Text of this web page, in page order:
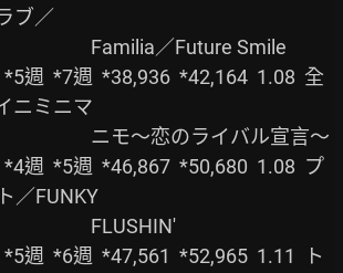
ブ／
週  *7週  *38,936  *42,164  1.08  全
ニミニマ
週  *5週  *46,867  *50,680  1.08  プ
／FUNKY
週  *6週  *47,561  *52,965  1.11  ト